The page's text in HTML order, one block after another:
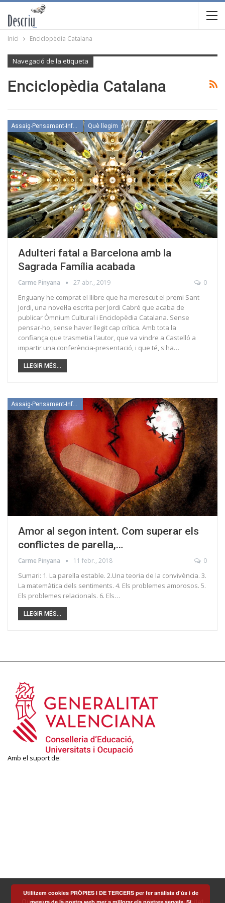
Inici Enciclopèdia Catalana
Navegació de la etiqueta
Enciclopèdia Catalana
Assaig-Pensament-Informació Què llegim
Adulteri fatal a Barcelona amb la
Sagrada Família acabada
Carme Pinyana 27 abr., 2019 0
Enguany he comprat el llibre que ha merescut el premi Sant
Jordi, una novel·la escrita per Jordi Cabré que acaba de
publicar Òmnium Cultural i Enciclopèdia Catalana. Sense
pensar-ho, sense haver llegit cap crítica. Amb tota la
confiança que trasmetia l'autor, que va vindre a Castelló a
impartir una conferència-presentació, i que té, s'ha…
LLEGIR MÉS...
Assaig-Pensament-Informació
Amor al segon intent. Com superar els
conflictes de parella,…
Carme Pinyana 11 febr., 2018 0
Sumari: 1. La parella estable. 2.Una teoria de la convivència. 3.
La matemàtica dels sentiments. 4. Els problemes amorosos. 5.
Els problemes relacionals. 6. Els…
LLEGIR MÉS...
Amb el suport de:
Utilitzem cookies PRÒPIES I DE TERCERS per fer anàlisis d'ús i de